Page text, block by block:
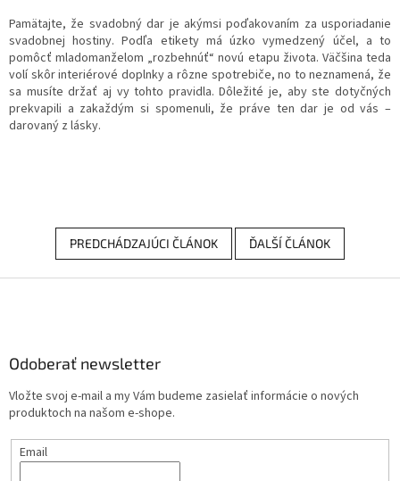
Pamätajte, že svadobný dar je akýmsi poďakovaním za usporiadanie
svadobnej hostiny. Podľa etikety má úzko vymedzený účel, a to
pomôcť mladomanželom „rozbehnúť“ novú etapu života. Väčšina teda
volí skôr interiérové doplnky a rôzne spotrebiče, no to neznamená, že
sa musíte držať aj vy tohto pravidla. Dôležité je, aby ste dotyčných
prekvapili a zakaždým si spomenuli, že práve ten dar je od vás –
darovaný z lásky.
PREDCHÁDZAJÚCI ČLÁNOK ĎALŠÍ ČLÁNOK
Odoberať newsletter
Vložte svoj e-mail a my Vám budeme zasielať informácie o nových
produktoch na našom e-shope.
Email